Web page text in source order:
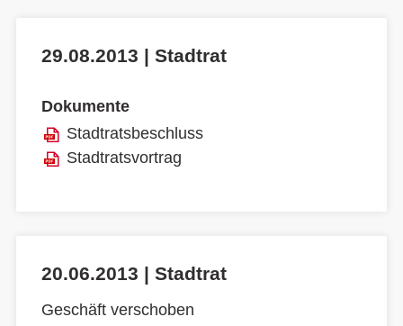
29.08.2013 | Stadtrat
Dokumente
Stadtratsbeschluss
Stadtratsvortrag
20.06.2013 | Stadtrat
Geschäft verschoben